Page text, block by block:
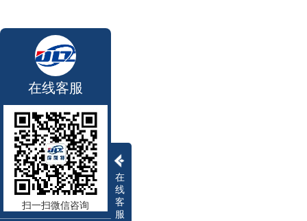
在
线
客
服
在线客服
扫一扫微信咨询